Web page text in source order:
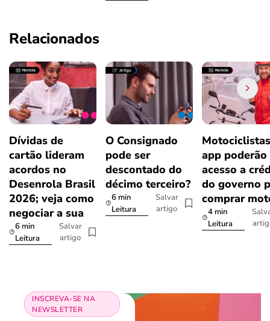
Relacionados
Dívidas de
cartão lideram
acordos no
Desenrola Brasil
2026; veja como
negociar a sua
6 min
Leitura
Salvar
artigo
O Consignado
pode ser
descontado do
décimo terceiro?
6 min
Leitura
Salvar
artigo
app
acesso a
do governo
comprar
4 min
Leitura
INSCREVA-SE NA
NEWSLETTER